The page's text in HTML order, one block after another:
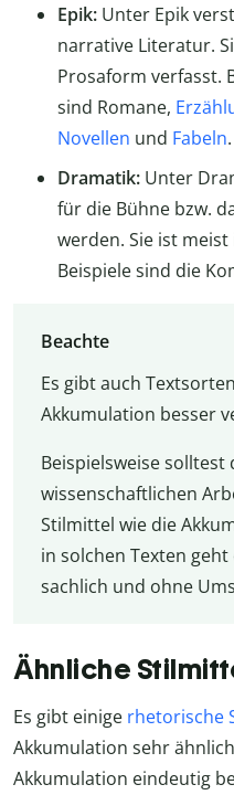
Epik: Unter Epik
narrative Literatur.
Prosaform verfasst.
sind Romane,
Novellen und Fabeln.
Dramatik: Unter
für die Bühne bzw.
werden. Sie ist
Beispiele sind die
Beachte
Es gibt auch
Akkumulation besser
Beispielsweise
wissenschaftlichen
Stilmittel wie die
in solchen Texten
sachlich und ohne
Ähnliche
Es gibt einige rhetorische
Akkumulation sehr
Akkumulation eindeutig